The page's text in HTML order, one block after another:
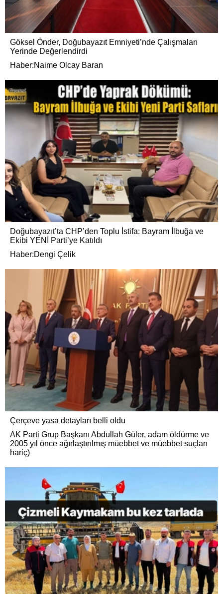
Göksel Önder, Doğubayazıt Emniyeti’nde Çalışmaları
Yerinde Değerlendirdi
Haber:Naime Olcay Baran
Doğubayazıt’ta CHP’den Toplu İstifa: Bayram İlbuğa ve
Ekibi YENİ Parti’ye Katıldı
Haber:Dengi Çelik
Çerçeve yasa detayları belli oldu
AK Parti Grup Başkanı Abdullah Güler, adam öldürme ve
2005 yıl önce ağırlaştırılmış müebbet ve müebbet suçları
hariç)